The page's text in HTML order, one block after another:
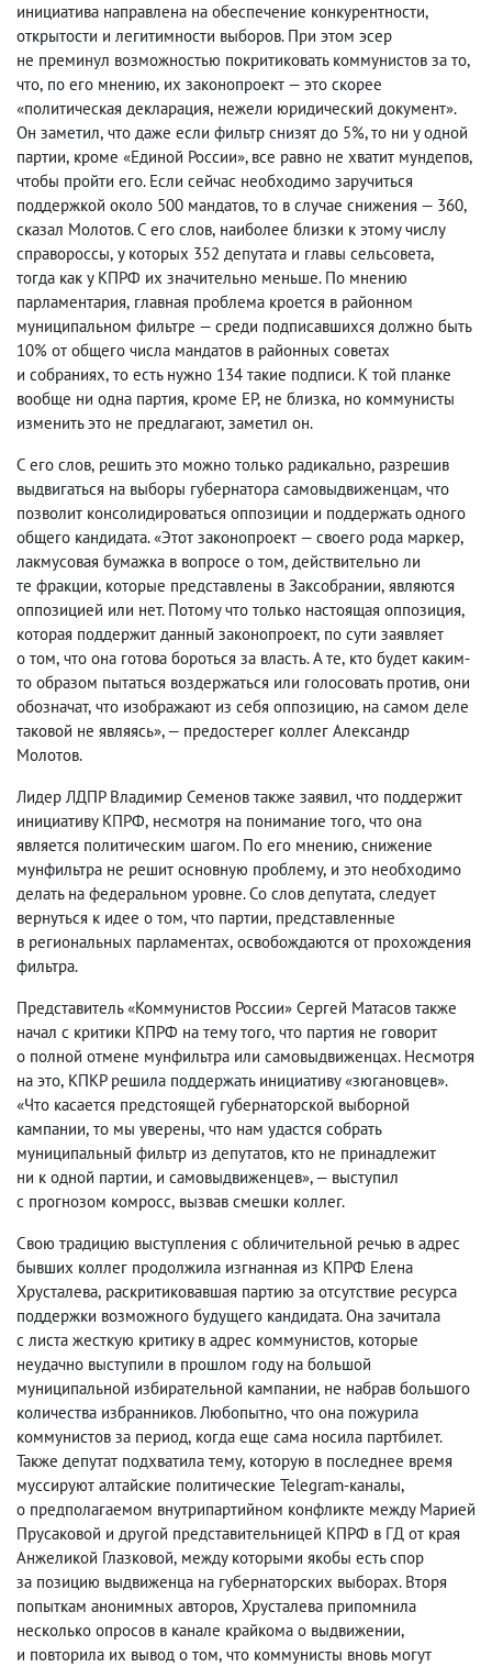
инициатива направлена на обеспечение конкурентности,
открытости и легитимности выборов. При этом эсер
не преминул возможностью покритиковать коммунистов за то,
что, по его мнению, их законопроект — это скорее
«политическая декларация, нежели юридический документ».
Он заметил, что даже если фильтр снизят до 5%, то ни у одной
партии, кроме «Единой России», все равно не хватит мундепов,
чтобы пройти его. Если сейчас необходимо заручиться
поддержкой около 500 мандатов, то в случае снижения — 360,
сказал Молотов. С его слов, наиболее близки к этому числу
справороссы, у которых 352 депутата и главы сельсовета,
тогда как у КПРФ их значительно меньше. По мнению
парламентария, главная проблема кроется в районном
муниципальном фильтре — среди подписавшихся должно быть
10% от общего числа мандатов в районных советах
и собраниях, то есть нужно 134 такие подписи. К той планке
вообще ни одна партия, кроме ЕР, не близка, но коммунисты
изменить это не предлагают, заметил он.
С его слов, решить это можно только радикально, разрешив
выдвигаться на выборы губернатора самовыдвиженцам, что
позволит консолидироваться оппозиции и поддержать одного
общего кандидата. «Этот законопроект — своего рода маркер,
лакмусовая бумажка в вопросе о том, действительно ли
те фракции, которые представлены в Заксобрании, являются
оппозицией или нет. Потому что только настоящая оппозиция,
которая поддержит данный законопроект, по сути заявляет
о том, что она готова бороться за власть. А те, кто будет каким-
то образом пытаться воздержаться или голосовать против, они
обозначат, что изображают из себя оппозицию, на самом деле
таковой не являясь», — предостерег коллег Александр
Молотов.
Лидер ЛДПР Владимир Семенов также заявил, что поддержит
инициативу КПРФ, несмотря на понимание того, что она
является политическим шагом. По его мнению, снижение
мунфильтра не решит основную проблему, и это необходимо
делать на федеральном уровне. Со слов депутата, следует
вернуться к идее о том, что партии, представленные
в региональных парламентах, освобождаются от прохождения
фильтра.
Представитель «Коммунистов России» Сергей Матасов также
начал с критики КПРФ на тему того, что партия не говорит
о полной отмене мунфильтра или самовыдвиженцах. Несмотря
на это, КПКР решила поддержать инициативу «зюгановцев».
«Что касается предстоящей губернаторской выборной
кампании, то мы уверены, что нам удастся собрать
муниципальный фильтр из депутатов, кто не принадлежит
ни к одной партии, и самовыдвиженцев», — выступил
с прогнозом комросс, вызвав смешки коллег.
Свою традицию выступления с обличительной речью в адрес
бывших коллег продолжила изгнанная из КПРФ Елена
Хрусталева, раскритиковавшая партию за отсутствие ресурса
поддержки возможного будущего кандидата. Она зачитала
с листа жесткую критику в адрес коммунистов, которые
неудачно выступили в прошлом году на большой
муниципальной избирательной кампании, не набрав большого
количества избранников. Любопытно, что она пожурила
коммунистов за период, когда еще сама носила партбилет.
Также депутат подхватила тему, которую в последнее время
муссируют алтайские политические Telegram-каналы,
о предполагаемом внутрипартийном конфликте между Марией
Прусаковой и другой представительницей КПРФ в ГД от края
Анжеликой Глазковой, между которыми якобы есть спор
за позицию выдвиженца на губернаторских выборах. Вторя
попыткам анонимных авторов, Хрусталева припомнила
несколько опросов в канале крайкома о выдвижении,
и повторила их вывод о том, что коммунисты вновь могут